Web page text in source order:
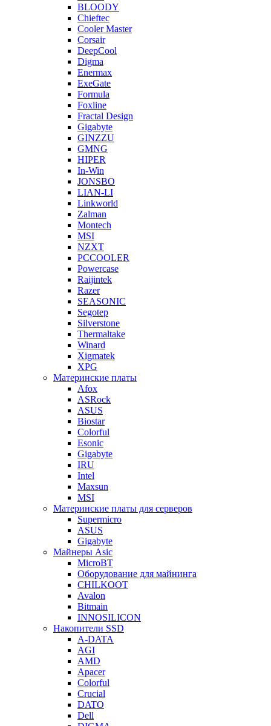
BLOODY
Chieftec
Cooler Master
Corsair
DeepCool
Digma
Enermax
ExeGate
Formula
Foxline
Fractal Design
Gigabyte
GINZZU
GMNG
HIPER
In-Win
JONSBO
LIAN-LI
Linkworld
Zalman
Montech
MSI
NZXT
PCCOOLER
Powercase
Raijintek
Razer
SEASONIC
Segotep
Silverstone
Thermaltake
Winard
Xigmatek
XPG
Материнские платы
Afox
ASRock
ASUS
Biostar
Colorful
Esonic
Gigabyte
IRU
Intel
Maxsun
MSI
Материнские платы для серверов
Supermicro
ASUS
Gigabyte
Майнеры Asic
MicroBT
Оборудование для майнинга
CHILKOOT
Avalon
Bitmain
INNOSILICON
Накопители SSD
A-DATA
AGI
AMD
Apacer
Colorful
Crucial
DATO
Dell